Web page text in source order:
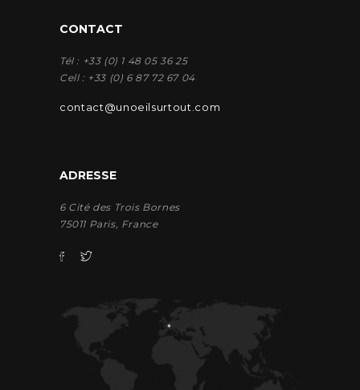
CONTACT
Tél : +33 (0) 1 48 05 36 25
Cell : +33 (0) 6 87 72 67 04
contact@unoeilsurtout.com
ADRESSE
6 Cité des Trois Bornes
75011 Paris, France